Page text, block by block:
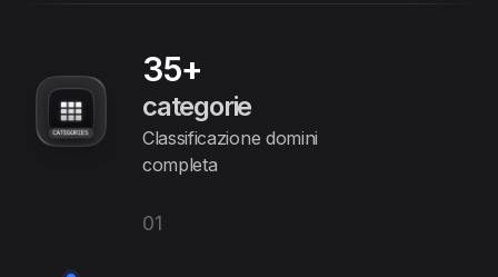
35+
categorie
Classificazione domini
completa
01